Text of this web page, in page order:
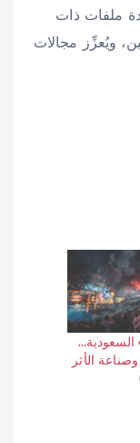
ملفات ذات
ويُعزِّز مجالات
السعودية…
الأثر